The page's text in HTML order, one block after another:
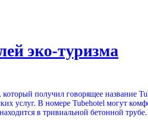
эко-туризма
получил говорящее название
услуг. В номере Tubehotel могут
в тривиальной бетонной трубе.